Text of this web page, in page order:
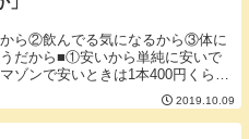
ら②飲んでる気になるから③体に
だから■①安いから単純に安いで
ゾンで安いときは1本400円くらい
ます。■②飲んでる気になるから何
は大切です。あのクセのある味わ
ー、お酒飲めて幸せ」という気分
2019.10.09